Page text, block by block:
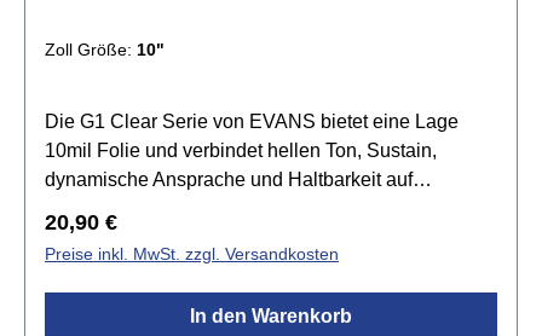
Zoll Größe: 10"
Die G1 Clear Serie von EVANS bietet eine Lage
10mil Folie und verbindet hellen Ton, Sustain,
dynamische Ansprache und Haltbarkeit auf
Standard für einen offenen und ausdrucksvollen
Sound. Tief gestimmt produziert sie einen grollenden
Rumble, der den natürlichen Sound des Kessels
betont.Spezifikationen:Größe:
Regulärer Preis:
20,90 €
Preise inkl. MwSt. zzgl. Versandkosten
In den Warenkorb